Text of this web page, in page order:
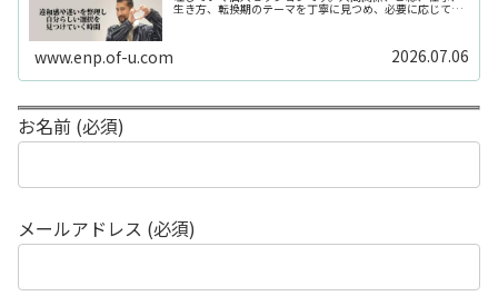
生き方、転換期のテーマを丁寧に見つめ、必要に応じてカ
www.enp.of-u.com 2026.07.06
お名前 (必須)
メールアドレス (必須)